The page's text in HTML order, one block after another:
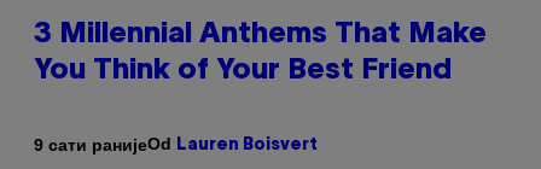
3 Millennial Anthems That Make
You Think of Your Best Friend
9 сати ранијеOd Lauren Boisvert